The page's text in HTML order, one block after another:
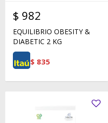
$ 982
EQUILIBRIO OBESITY &
DIABETIC 2 KG
$ 835